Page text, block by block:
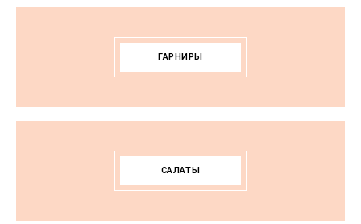
ГАРНИРЫ
САЛАТЫ